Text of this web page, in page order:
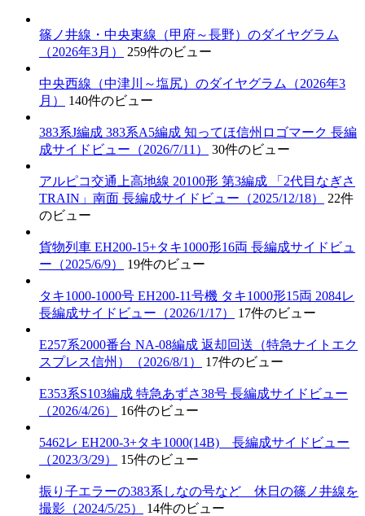
篠ノ井線・中央東線（甲府～長野）のダイヤグラム
（2026年3月）
259件のビュー
中央西線（中津川～塩尻）のダイヤグラム（2026年3
月）
140件のビュー
383系J編成 383系A5編成 知ってほ信州ロゴマーク 長編
成サイドビュー（2026/7/11）
30件のビュー
アルピコ交通上高地線 20100形 第3編成 「2代目なぎさ
TRAIN」南面 長編成サイドビュー（2025/12/18）
22件
のビュー
貨物列車 EH200-15+タキ1000形16両 長編成サイドビュ
ー（2025/6/9）
19件のビュー
タキ1000-1000号 EH200-11号機 タキ1000形15両 2084レ
長編成サイドビュー（2026/1/17）
17件のビュー
E257系2000番台 NA-08編成 返却回送（特急ナイトエク
スプレス信州）（2026/8/1）
17件のビュー
E353系S103編成 特急あずさ38号 長編成サイドビュー
（2026/4/26）
16件のビュー
5462レ EH200-3+タキ1000(14B) 長編成サイドビュー
（2023/3/29）
15件のビュー
振り子エラーの383系しなの号など 休日の篠ノ井線を
撮影（2024/5/25）
14件のビュー